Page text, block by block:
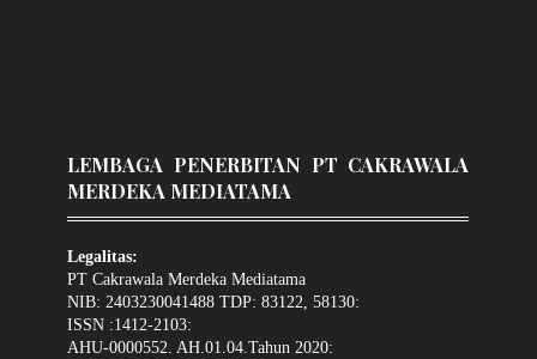
LEMBAGA PENERBITAN PT CAKRAWALA
MERDEKA MEDIATAMA
Legalitas:
PT Cakrawala Merdeka Mediatama
NIB: 2403230041488 TDP: 83122, 58130:
ISSN :1412-2103:
AHU-0000552. AH.01.04.Tahun 2020: